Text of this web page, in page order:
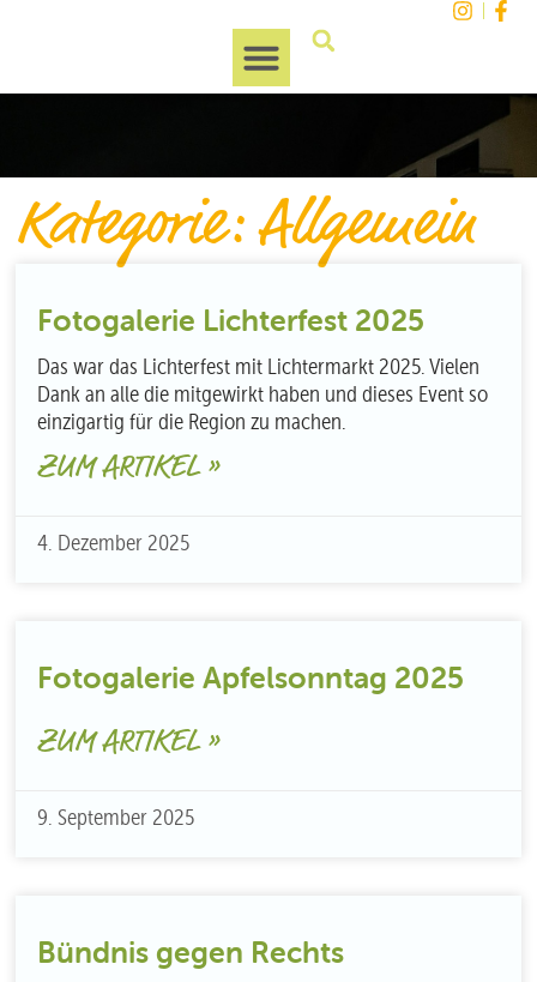
Kategorie: Allgemein
Fotogalerie Lichterfest 2025
Das war das Lichterfest mit Lichtermarkt 2025. Vielen
Dank an alle die mitgewirkt haben und dieses Event so
einzigartig für die Region zu machen.
ZUM ARTIKEL »
4. Dezember 2025
Fotogalerie Apfelsonntag 2025
ZUM ARTIKEL »
9. September 2025
Bündnis gegen Rechts